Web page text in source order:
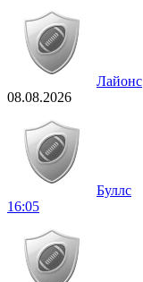
Лайонс
08.08.2026
Буллс
16:05